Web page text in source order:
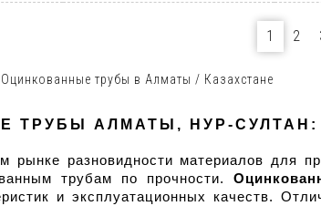
1 2
Оцинкованные трубы в Алматы / Казахстане
ТРУБЫ АЛМАТЫ, НУР-
рынке разновидности материалов для
трубам по прочности.
и эксплуатационных качеств.